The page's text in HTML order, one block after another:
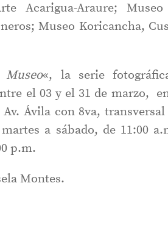
Acarigua-Araure;
Museo Koricancha,
Museo«, la serie
el 03 y el 31 de marzo,
Av. Ávila con 8va,
a sábado, de 11:00
p.m.
Montes.